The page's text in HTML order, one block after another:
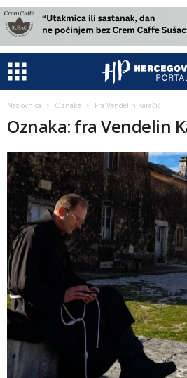
Naslovnica Oznake Fra Vendelin Karačić
Oznaka: fra Vendelin